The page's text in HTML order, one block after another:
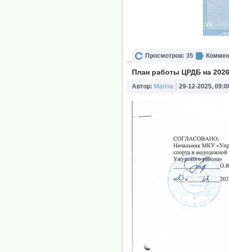
Просмотров: 35
План работы ЦРДБ на
Автор: Marina 29-12-2025,